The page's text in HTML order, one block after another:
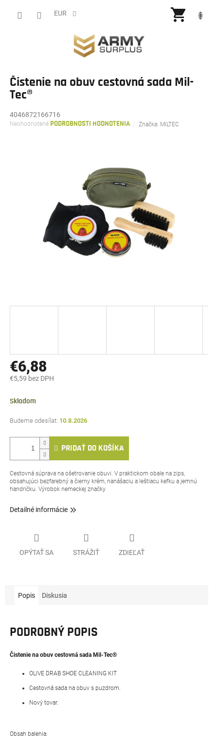
EUR
Čistenie na obuv cestovná sada Mil-
Tec®
4046872166716
Priemerné
Neohodnotené PODROBNOSTI HODNOTENIA Značka: MILTEC
€6,88
€5,59 bez DPH
cena:
Skladom
10.8.2026
PRIDAŤ DO KOŠÍKA
Cestovná súprava na ošetrovanie obuvi. V praktickom obale na zips,
obsahujúci bezfarebný a čierny krém, nanášaciu a leštiacu kefku a jemnú
handričku. Výrobok nemeckej značky
Detailné informácie
OPÝTAŤ SA STRÁŽIŤ ZDIEĽAŤ
Popis Diskusia
PODROBNÝ POPIS
Čistenie na obuv cestovná sada Mil-Tec®
OLIVE DRAB SHOE CLEANING KIT
Cestovná sada na obuv s puzdrom.
Nový tovar.
Obsah balenia: